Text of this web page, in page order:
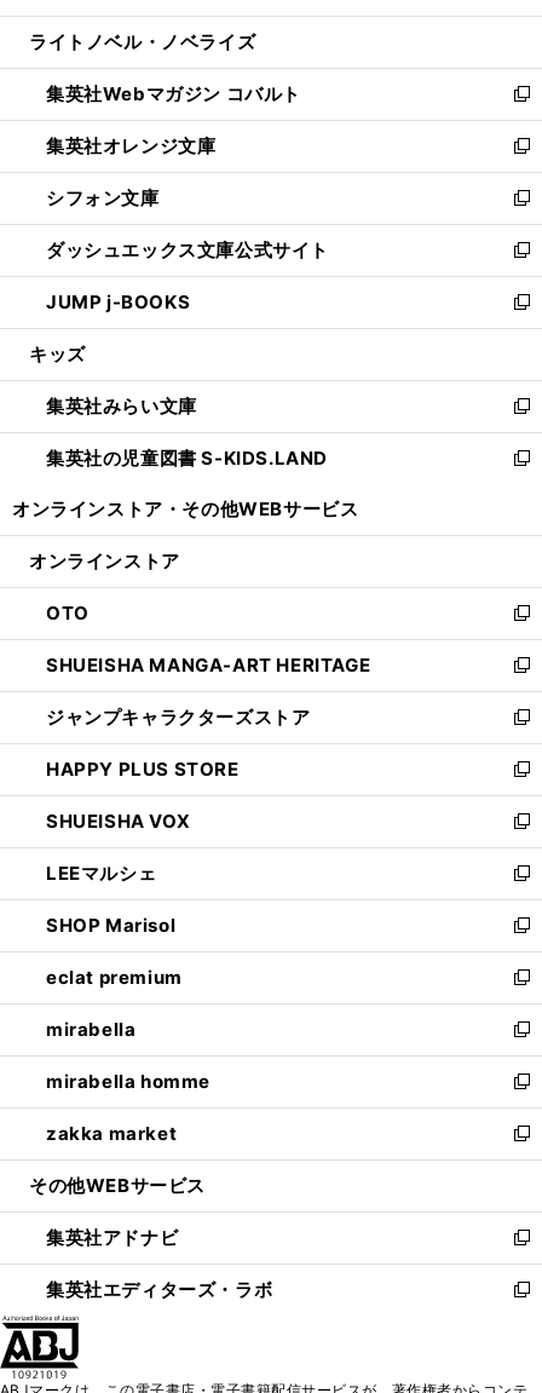
開
ウ
開
く
ン
ウ
で
開
く
ウ
ン
ド
ウ
で
開
く
し
ウ
ィ
ン
ド
ウ
で
開
く
ライトノベル・ノベライズ
集英社Webマガジン コバルト
新
し
い
ウ
ィ
ン
ド
ウ
で
開
集英社オレンジ文庫
新
し
い
ウ
ィ
ン
ド
ウ
開
く
シフォン文庫
新
し
い
ウ
ィ
ン
ウ
で
開
く
ダッシュエックス文庫公式サイト
新
し
い
ウ
ン
ド
ウ
で
JUMP j-BOOKS
新
し
ウ
ィ
ン
ド
開
キッズ
集英社みらい文庫
新
し
い
ン
ウ
で
開
く
集英社の児童図書 S-KIDS.LAND
新
ウ
ン
ド
ウ
で
開
く
オンラインストア・ その他WEBサービス
オンラインストア
OTO
新
し
い
ウ
ィ
ン
ド
ウ
で
開
く
SHUEISHA MANGA-ART HERITAGE
新
し
い
ウ
ィ
ン
ド
ウ
で
開
く
ジャンプキャラクターズストア
新
し
い
ウ
ィ
ン
ド
ウ
で
開
く
HAPPY PLUS STORE
新
し
い
ウ
ィ
ン
ド
ウ
で
開
く
SHUEISHA VOX
新
し
い
ウ
ィ
ン
ド
ウ
で
開
く
LEEマルシェ
新
し
い
ウ
ィ
ン
ド
ウ
で
開
く
SHOP Marisol
新
し
い
ウ
ィ
ン
ド
ウ
で
開
eclat premium
新
し
い
ウ
ィ
ン
ド
ウ
開
く
mirabella
新
し
い
ウ
ィ
ン
ウ
で
開
く
mirabella homme
新
し
い
ウ
ン
ド
ウ
で
zakka market
新
し
ウ
ィ
ン
ド
その他WEBサービス
集英社アドナビ
新
し
い
集英社エディターズ・ラボ
新